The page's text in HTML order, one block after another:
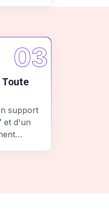
03
support
et d'un